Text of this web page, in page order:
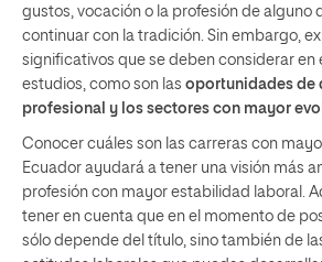
gustos, vocación o la profesión de alguno
continuar con la tradición. Sin embargo,
significativos que se deben considerar en
estudios, como son las oportunidades de
profesional y los sectores con mayor
Conocer cuáles son las carreras con
Ecuador ayudará a tener una visión más
profesión con mayor estabilidad laboral.
tener en cuenta que en el momento de
sólo depende del título, sino también de